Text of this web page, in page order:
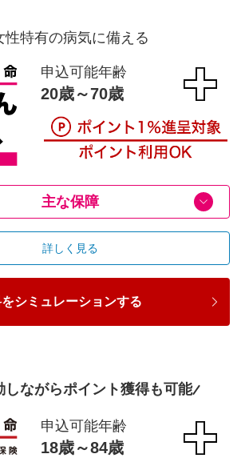
性特有の病気に備える
申込可能年齢
20歳～70歳
主な保障
詳しく見る
シミュレーションする
しながらポイント獲得も可能
申込可能年齢
18歳～84歳